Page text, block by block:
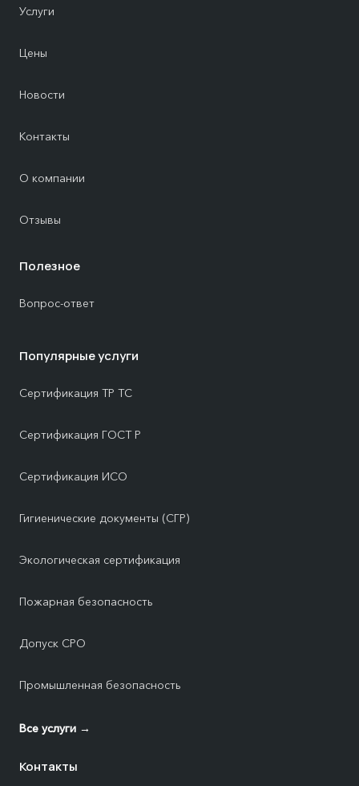
Услуги
Цены
Новости
Контакты
О компании
Отзывы
Полезное
Вопрос-ответ
Популярные услуги
Сертификация ТР ТС
Сертификация ГОСТ Р
Сертификация ИСО
Гигиенические документы (СГР)
Экологическая сертификация
Пожарная безопасность
Допуск СРО
Промышленная безопасность
Все услуги →
Контакты